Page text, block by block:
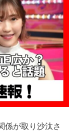
係が取り沙汰さ